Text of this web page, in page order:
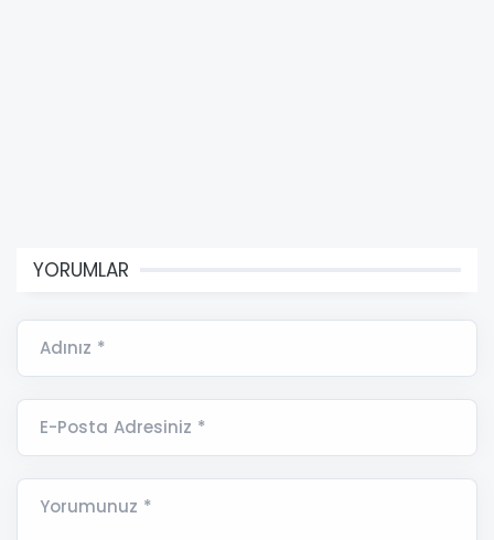
YORUMLAR
Adınız *
E-Posta Adresiniz *
Yorumunuz *